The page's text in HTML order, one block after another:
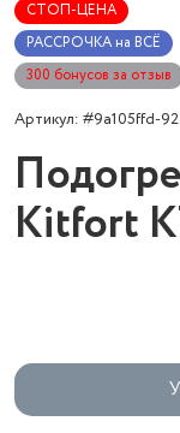
СТОП-ЦЕНА
РАССРОЧКА на ВСЁ
300 бонусов за отзыв
Артикул: #9a105ffd-
Kitfort